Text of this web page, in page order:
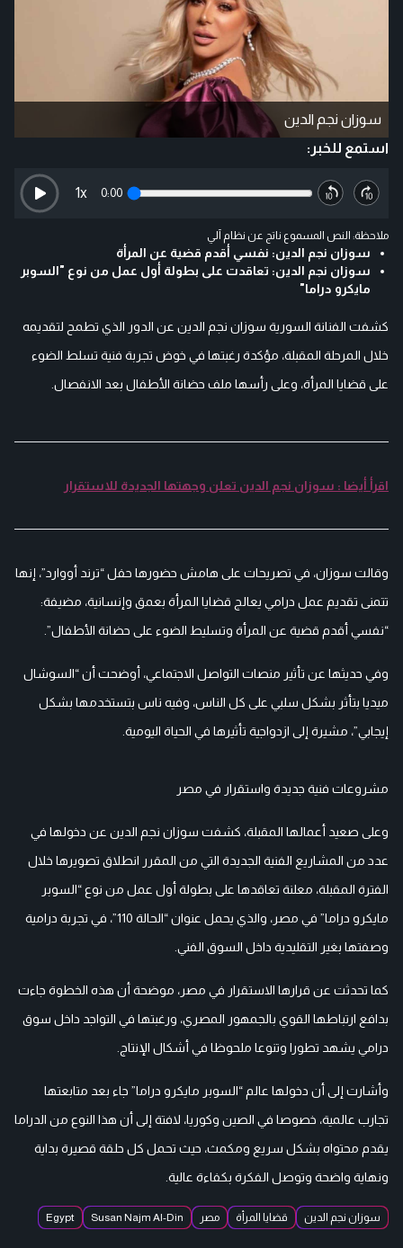
سوزان نجم الدين
استمع للخبر:
0:00
1x
ملاحظة: النص المسموع ناتج عن نظام آلي
سوزان نجم الدين: نفسي أقدم قضية عن المرأة
سوزان نجم الدين: تعاقدت على بطولة أول عمل من نوع "السوبر
مايكرو دراما"
كشفت الفنانة السورية سوزان نجم الدين عن الدور الذي تطمح لتقديمه
خلال المرحلة المقبلة، مؤكدة رغبتها في خوض تجربة فنية تسلط الضوء
على قضايا المرأة، وعلى رأسها ملف حضانة الأطفال بعد الانفصال.
اقرأ أيضا : سوزان نجم الدين تعلن وجهتها الجديدة للاستقرار
وقالت سوزان، في تصريحات على هامش حضورها حفل “ترند أووارد”، إنها
تتمنى تقديم عمل درامي يعالج قضايا المرأة بعمق وإنسانية، مضيفة:
“نفسي أقدم قضية عن المرأة وتسليط الضوء على حضانة الأطفال”.
وفي حديثها عن تأثير منصات التواصل الاجتماعي، أوضحت أن “السوشال
ميديا بتأثر بشكل سلبي على كل الناس، وفيه ناس بتستخدمها بشكل
إيجابي”، مشيرة إلى ازدواجية تأثيرها في الحياة اليومية.
مشروعات فنية جديدة واستقرار في مصر
وعلى صعيد أعمالها المقبلة، كشفت سوزان نجم الدين عن دخولها في
عدد من المشاريع الفنية الجديدة التي من المقرر انطلاق تصويرها خلال
الفترة المقبلة، معلنة تعاقدها على بطولة أول عمل من نوع “السوبر
مايكرو دراما” في مصر، والذي يحمل عنوان “الحالة 110”، في تجربة درامية
وصفتها بغير التقليدية داخل السوق الفني.
كما تحدثت عن قرارها الاستقرار في مصر، موضحة أن هذه الخطوة جاءت
بدافع ارتباطها القوي بالجمهور المصري، ورغبتها في التواجد داخل سوق
درامي يشهد تطورا وتنوعا ملحوظا في أشكال الإنتاج.
وأشارت إلى أن دخولها عالم “السوبر مايكرو دراما” جاء بعد متابعتها
تجارب عالمية، خصوصا في الصين وكوريا، لافتة إلى أن هذا النوع من الدراما
يقدم محتواه بشكل سريع ومكمث، حيث تحمل كل حلقة قصيرة بداية
ونهاية واضحة وتوصل الفكرة بكفاءة عالية.
سوزان نجم الدين قضايا المرأة مصر Susan Najm Al-Din
Egypt